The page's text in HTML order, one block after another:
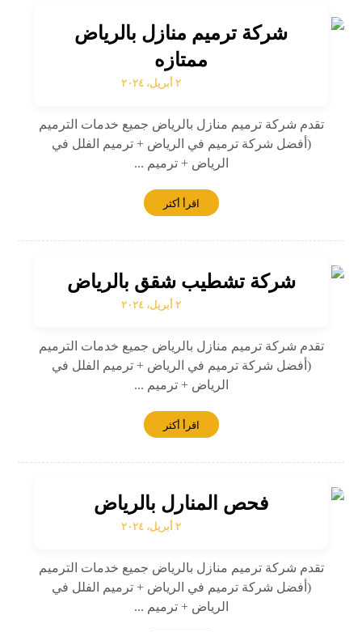
شركة ترميم منازل بالرياض
ممتازه
٢ أبريل، ٢٠٢٤
تقدم شركة ترميم منازل بالرياض جميع خدمات الترميم
(أفضل شركة ترميم في الرياض + ترميم الفلل في
الرياض + ترميم ...
اقرأ أكثر
شركة تشطيب شقق بالرياض
٢ أبريل، ٢٠٢٤
تقدم شركة ترميم منازل بالرياض جميع خدمات الترميم
(أفضل شركة ترميم في الرياض + ترميم الفلل في
الرياض + ترميم ...
اقرأ أكثر
فحص المنارل بالرياض
٢ أبريل، ٢٠٢٤
تقدم شركة ترميم منازل بالرياض جميع خدمات الترميم
(أفضل شركة ترميم في الرياض + ترميم الفلل في
الرياض + ترميم ...